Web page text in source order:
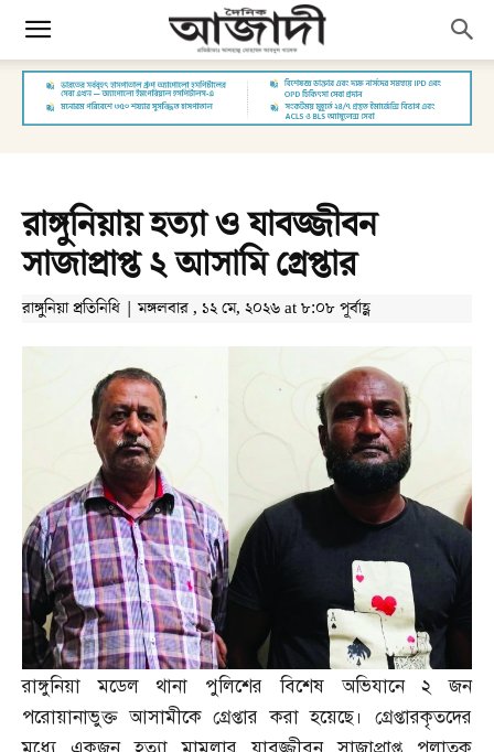
রাঙ্গুনিয়ায় হত্যা ও যাবজ্জীবন
সাজাপ্রাপ্ত ২ আসামি গ্রেপ্তার
রাঙ্গুনিয়া প্রতিনিধি | মঙ্গলবার , ১২ মে, ২০২৬ at ৮:০৮ পূর্বাহ্ণ
রাঙ্গুনিয়া মডেল থানা পুলিশের বিশেষ অভিযানে ২ জন
পরোয়ানাভুক্ত আসামীকে গ্রেপ্তার করা হয়েছে। গ্রেপ্তারকৃতদের